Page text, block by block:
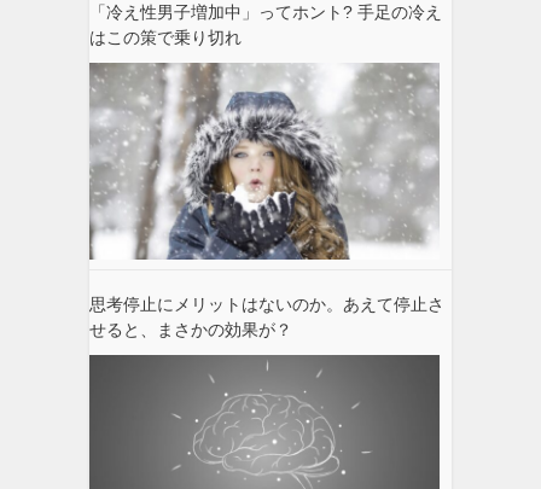
「冷え性男子増加中」ってホント? 手足の冷え
はこの策で乗り切れ
思考停止にメリットはないのか。あえて停止さ
せると、まさかの効果が？